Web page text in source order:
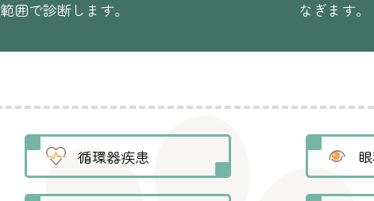
範囲で診断します。
なぎます。
循環器疾患